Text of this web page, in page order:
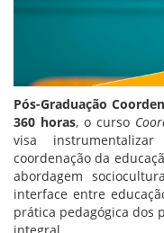
Pós-Graduação
360 horas, o curso
visa
coordenação da
abordagem
interface entre
prática pedagógica dos